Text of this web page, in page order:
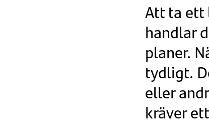
Att ta ett
handlar
planer.
tydligt.
eller
kräver